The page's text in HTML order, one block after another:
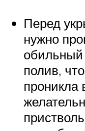
Перед
нужно
обильный
полив,
проникла